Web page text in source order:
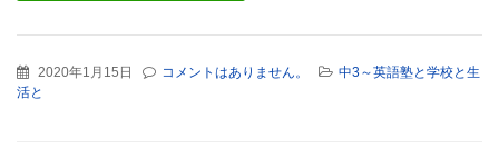
2020年1月15日 コメントはありません。
中3～英語塾と学校と生
活と